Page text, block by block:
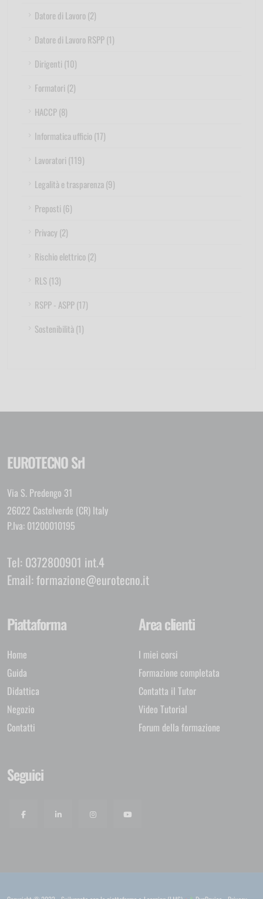
Datore di Lavoro (2)
Datore di Lavoro RSPP (1)
Dirigenti (10)
Formatori (2)
HACCP (8)
Informatica ufficio (17)
Lavoratori (119)
Legalità e trasparenza (9)
Preposti (6)
Privacy (2)
Rischio elettrico (2)
RLS (13)
RSPP - ASPP (17)
Sostenibilità (1)
EUROTECNO Srl
Via S. Predengo 31
26022 Castelverde (CR) Italy
P.Iva: 01200010195
Tel: 0372800901 int.4
Email: formazione@eurotecno.it
Piattaforma
Home
Guida
Didattica
Negozio
Contatti
Area clienti
I miei corsi
Formazione completata
Contatta il Tutor
Video Tutorial
Forum della formazione
Seguici